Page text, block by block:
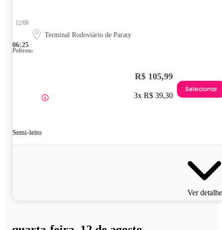
06:25
12/08
Terminal Rodoviário de Paraty
Poltrona
Semi-leito
R$ 105,99
3x R$ 39,30
Selecionar
Ver